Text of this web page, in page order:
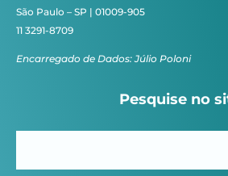
São Paulo – SP | 01009-905
11 3291-8709
Encarregado de Dados: Júlio Poloni
Pesquise no